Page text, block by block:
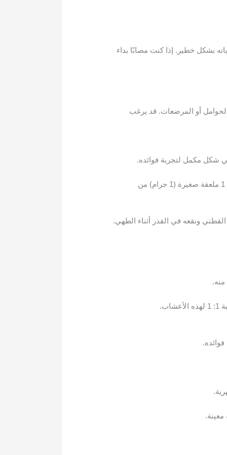
بشكل خطير. إذا كنت مصابًا بداء
أو المرضعات. قد يرغب
شكل مكمل لتجربة فوائده.
يمكن أيضًا دمج البردقوش في زيوت الطهي عن طريق خلط 1 ملعقة كبيرة (15 مل) من الزيت المفضل لديك مع 1 ملعقة صغيرة (1 جرام) من